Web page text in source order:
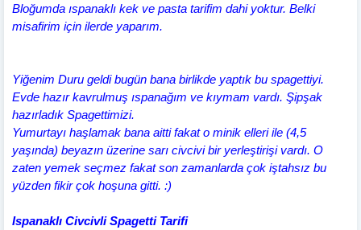
Bloğumda ıspanaklı kek ve pasta tarifim dahi yoktur. Belki
misafirim için ilerde yaparım.
Yiğenim Duru geldi bugün bana birlikde yaptık bu spagettiyi.
Evde hazır kavrulmuş ıspanağım ve kıymam vardı. Şipşak
hazırladık Spagettimizi.
Yumurtayı haşlamak bana aitti fakat o minik elleri ile (4,5
yaşında) beyazın üzerine sarı civcivi bir yerleştirişi vardı. O
zaten yemek seçmez fakat son zamanlarda çok iştahsız bu
yüzden fikir çok hoşuna gitti. :)
Ispanaklı Civcivli Spagetti Tarifi